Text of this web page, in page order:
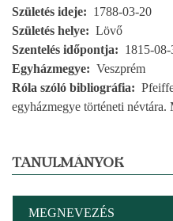
Születés ideje
1788-03-20
Születés helye
Lövő
Szentelés időpontja
1815-08-
Egyházmegye
Veszprém
Róla szóló bibliográfia
egyházmegye történeti
TANULMÁNYOK
MEGNEVEZÉS